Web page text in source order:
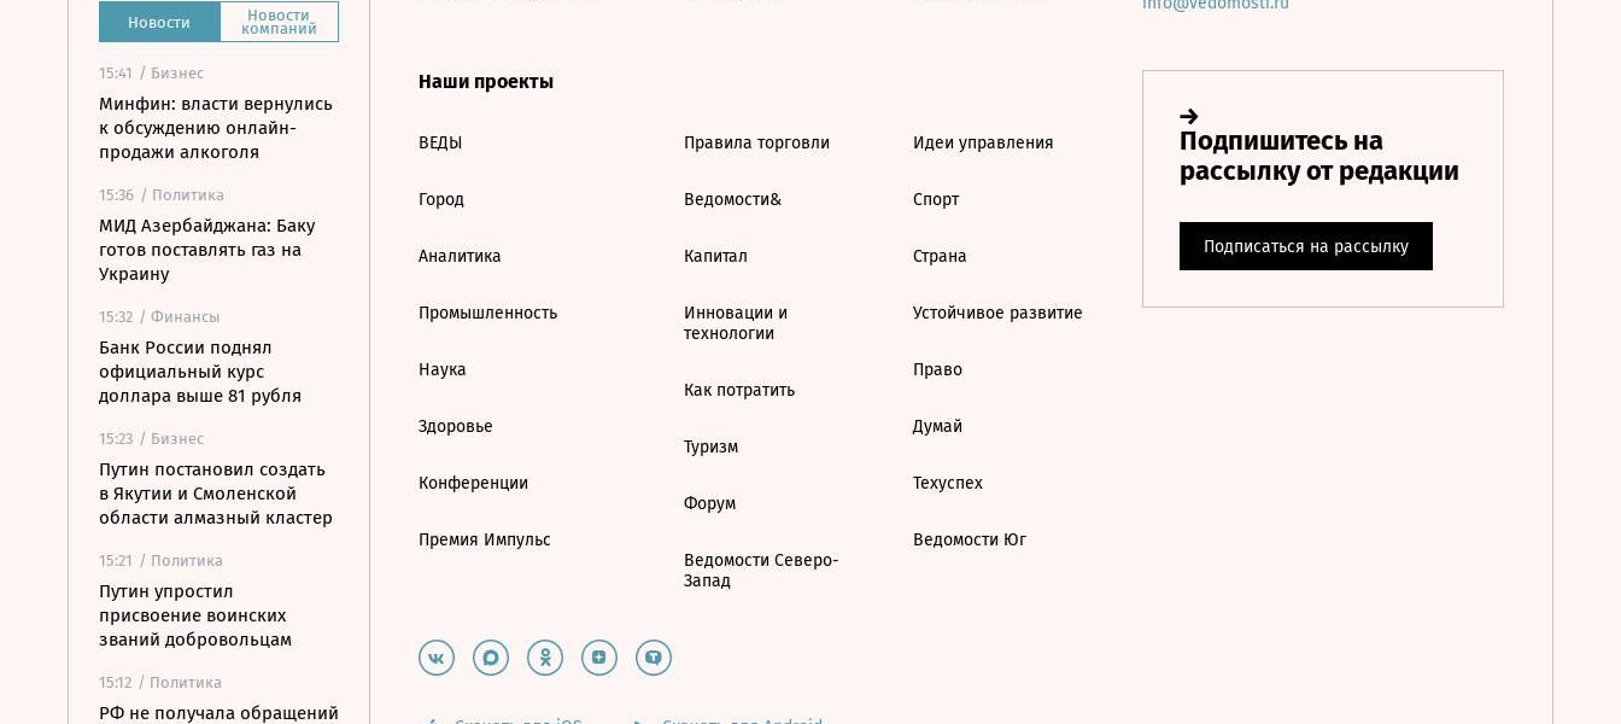
Новости Новости
компаний
15:41 / Бизнес
Минфин: власти вернулись
к обсуждению онлайн-
продажи алкоголя
15:36 / Политика
МИД Азербайджана: Баку
готов поставлять газ на
Украину
15:32 / Финансы
Банк России поднял
официальный курс
доллара выше 81 рубля
15:23 / Бизнес
Путин постановил создать
в Якутии и Смоленской
области алмазный кластер
15:21 / Политика
Путин упростил
присвоение воинских
званий добровольцам
15:12 / Политика
РФ не получала обращений
Наши проекты
ВЕДЫ
Город
Аналитика
Промышленность
Наука
Здоровье
Конференции
Премия Импульс
Правила торговли
Ведомости&
Капитал
Инновации и
технологии
Как потратить
Туризм
Форум
Ведомости Северо-
Запад
Идеи управления
Спорт
Страна
Устойчивое развитие
Право
Думай
Техуспех
Ведомости Юг